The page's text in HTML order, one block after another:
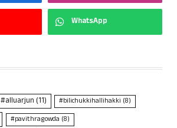
WhatsApp
#alluarjun(11) #bilichukkihallihakki (8)
#pavithragowda (8)